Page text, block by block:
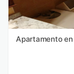
Apartamento